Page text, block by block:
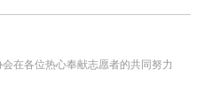
在各位热心奉献志愿者的共同努力